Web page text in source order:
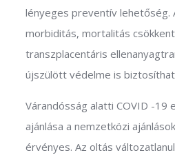
lényeges preventív lehetőség.
morbiditás, mortalitás
transzplacentáris
újszülött védelme is
Várandósság alatti COVID -19
ajánlása a nemzetközi
érvényes. Az oltás